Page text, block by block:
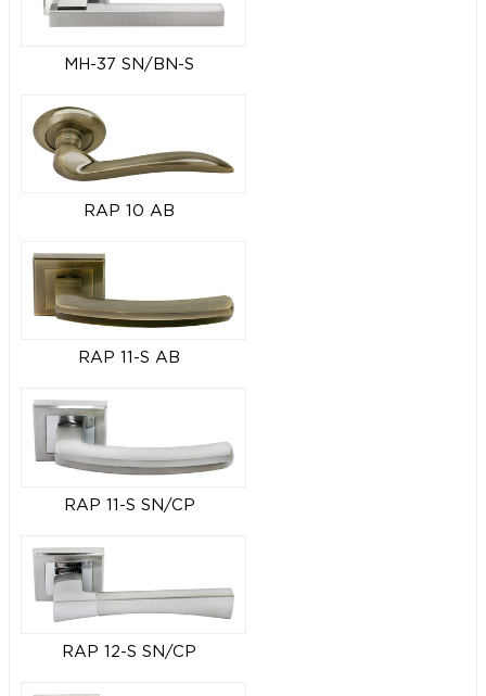
MH-37 SN/BN-S
RAP 10 AB
RAP 11-S AB
RAP 11-S SN/CP
RAP 12-S SN/CP